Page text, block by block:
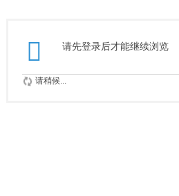
请先登录后才能继续浏览
请稍候...